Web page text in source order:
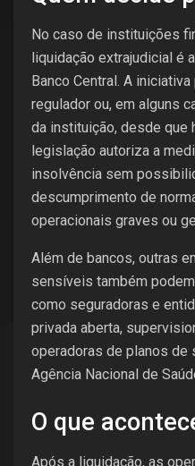
No caso de instituições
liquidação extrajudicial é
Banco Central. A
regulador ou, em alguns
da instituição, desde que
legislação autoriza a
insolvência sem
descumprimento de
operacionais graves ou
Além de bancos, outras
sensíveis também
como seguradoras e
privada aberta,
operadoras de planos de
Agência Nacional de
O que
Após a liquidação, as